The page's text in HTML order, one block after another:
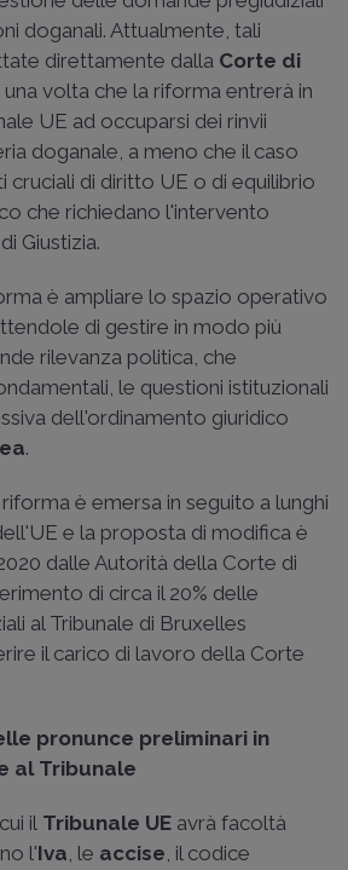
doganali. Attualmente, tali
direttamente dalla Corte di
una volta che la riforma entrerà in
UE ad occuparsi dei rinvii
doganale, a meno che il caso
cruciali di diritto UE o di equilibrio
che richiedano l'intervento
Giustizia.
è ampliare lo spazio operativo
di gestire in modo più
rilevanza politica, che
le questioni istituzionali
dell'ordinamento giuridico
.
è emersa in seguito a lunghi
e la proposta di modifica è
dalle Autorità della Corte di
di circa il 20% delle
al Tribunale di Bruxelles
il carico di lavoro della Corte
pronunce preliminari in
al Tribunale
il Tribunale UE avrà facoltà
l'Iva, le accise, il codice